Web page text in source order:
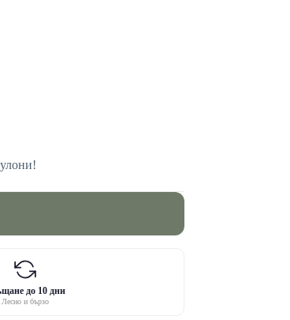
до 10 дни
Лесно и бързо